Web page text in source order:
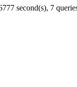
second(s), 7